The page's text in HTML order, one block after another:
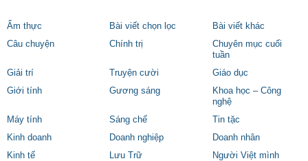
Ẩm thực Bài viết chọn lọc
Bài viết khác
Câu chuyện
Chính trị
Chuyên mục cuối
tuần
Giải trí
Truyện cười
Giáo dục
Giới tính
Gương sáng
Khoa học – Công
nghệ
Máy tính
Sáng chế
Tin tặc
Kinh doanh
Doanh nghiệp
Doanh nhân
Kinh tế
Lưu Trữ
Người Việt mình